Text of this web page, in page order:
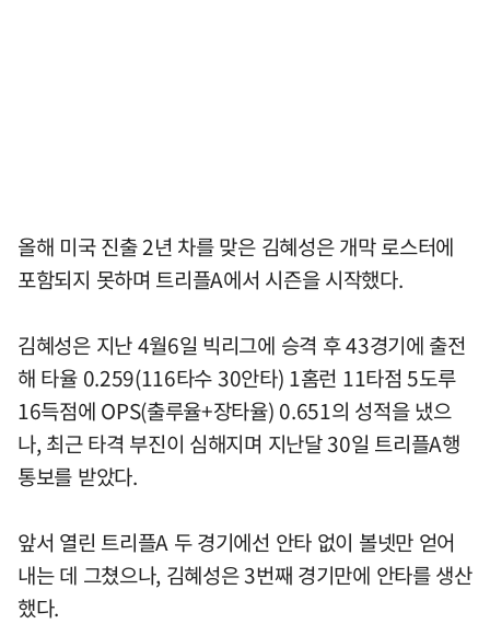
올해 미국 진출 2년 차를 맞은 김혜성은 개막 로스터에
포함되지 못하며 트리플A에서 시즌을 시작했다.
김혜성은 지난 4월6일 빅리그에 승격 후 43경기에 출전
해 타율 0.259(116타수 30안타) 1홈런 11타점 5도루
16득점에 OPS(출루율+장타율) 0.651의 성적을 냈으
나, 최근 타격 부진이 심해지며 지난달 30일 트리플A행
통보를 받았다.
앞서 열린 트리플A 두 경기에선 안타 없이 볼넷만 얻어
내는 데 그쳤으나, 김혜성은 3번째 경기만에 안타를 생산
했다.